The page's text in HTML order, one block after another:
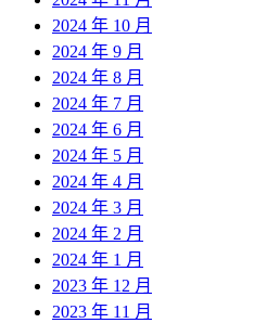
2024 年 10 月
2024 年 9 月
2024 年 8 月
2024 年 7 月
2024 年 6 月
2024 年 5 月
2024 年 4 月
2024 年 3 月
2024 年 2 月
2024 年 1 月
2023 年 12 月
2023 年 11 月